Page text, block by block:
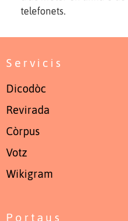
telefonets.
Servicis
Dicodòc
Revirada
Còrpus
Votz
Wikigram
Portaus